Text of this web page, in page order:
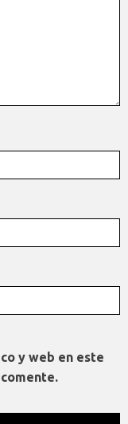
y web en este